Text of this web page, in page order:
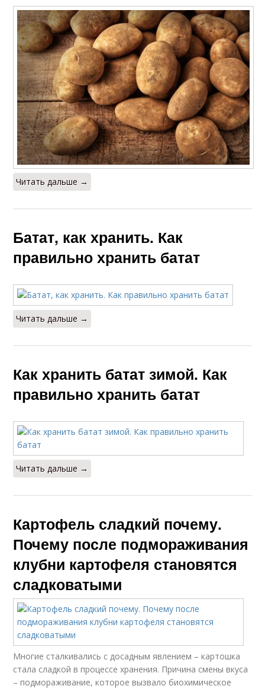
Читать дальше →
Батат, как хранить. Как
правильно хранить батат
Читать дальше →
Как хранить батат зимой. Как
правильно хранить батат
Читать дальше →
Картофель сладкий почему.
Почему после подмораживания
клубни картофеля становятся
сладковатыми
Многие сталкивались с досадным явлением – картошка
стала сладкой в процессе хранения. Причина смены вкуса
– подмораживание, которое вызвало биохимическое